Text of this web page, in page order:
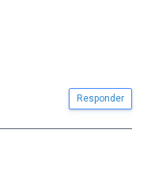
Responder